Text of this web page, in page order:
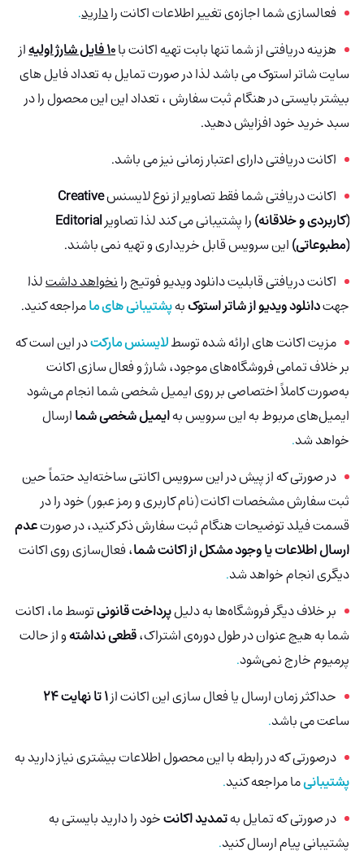
فعالسازی شما اجازه‌ی تغییر اطلاعات اکانت رادارید.
هزینه دریافتی از شما تنها بابت تهیه اکانت با10 فایل شارژ اولیه
از
سایت شاتر استوک می باشد لذا در صورت تمایل به تعداد فایل های
بیشتر بایستی در هنگام ثبت سفارش ، تعداد این این محصول را در
سبد خرید خود افزایش دهید.
اکانت دریافتی دارای اعتبار زمانی نیز می باشد.
اکانت دریافتی شما فقط تصاویر از نوع لایسنسCreative
(کاربردی و خلاقانه)را پشتیبانی می کند لذا تصاویرEditorial
(مطبوعاتی)این سرویس قابل خریداری و تهیه نمی باشند.
اکانت دریافتی قابلیت دانلود ویدیو فوتیج رانخواهد داشتلذا
جهتدانلود ویدیو از شاتر استوکبهپشتیبانی های مامراجعه کنید.
مزیت اکانت های ارائه شده توسطلایسنس مارکتدر این است که
بر خلاف تمامی فروشگاه‌های موجود، شارژ و فعال سازی اکانت
به‌صورت کاملاً اختصاصی بر روی ایمیل شخصی شما انجام می‌شود
ایمیل‌های مربوط به این سرویس بهایمیل شخصی شماارسال
خواهد شد.
در صورتی که از پیش در این سرویس اکانتی ساخته‌اید حتماً حین
ثبت سفارش مشخصات اکانت (نام کاربری و رمز عبور) خود را در
قسمت فیلد توضیحات هنگام ثبت سفارش ذکر کنید، در صورتعدم
ارسال اطلاعات یا وجود مشکل از اکانت شما، فعال‌سازی روی اکانت
دیگری انجام خواهد شد.
بر خلاف دیگر فروشگاه‌ها به دلیلپرداخت قانونیتوسط ما، اکانت
شما به هیچ عنوان در طول دوره‌ی اشتراک،قطعی نداشتهو از حالت
پرمیوم خارج نمی‌شود.
حداکثر زمان ارسال یا فعال سازی این اکانت از1 تا نهایت 24
ساعت می باشد.
درصورتی‌ که در رابطه با این محصول اطلاعات بیشتری نیاز دارید به
پشتیبانیما مراجعه کنید.
در صورتی که تمایل بهتمدید اکانتخود را دارید بایستی به
پشتیبانی پیام ارسال کنید.